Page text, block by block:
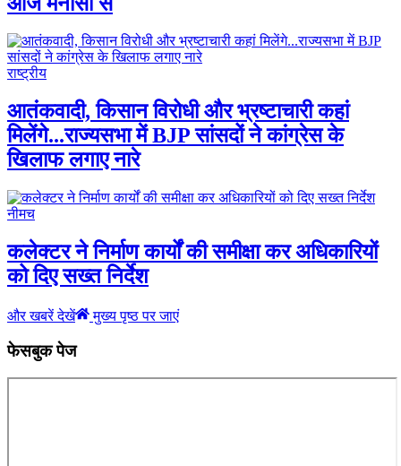
राष्ट्रीय
आतंकवादी, किसान विरोधी और भ्रष्टाचारी कहां
मिलेंगे...राज्यसभा में BJP सांसदों ने कांग्रेस के
खिलाफ लगाए नारे
नीमच
कलेक्टर ने निर्माण कार्यों की समीक्षा कर अधिकारियों
को दिए सख्त निर्देश
और खबरें देखें मुख्य पृष्ठ पर जाएं
फेसबुक पेज